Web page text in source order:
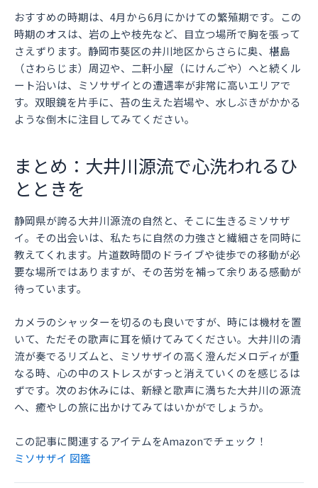
おすすめの時期は、4月から6月にかけての繁殖期です。この
時期のオスは、岩の上や枝先など、目立つ場所で胸を張って
さえずります。静岡市葵区の井川地区からさらに奥、椹島
（さわらじま）周辺や、二軒小屋（にけんごや）へと続くル
ート沿いは、ミソサザイとの遭遇率が非常に高いエリアで
す。双眼鏡を片手に、苔の生えた岩場や、水しぶきがかかる
ような倒木に注目してみてください。
まとめ：大井川源流で心洗われるひ
とときを
静岡県が誇る大井川源流の自然と、そこに生きるミソサザ
イ。その出会いは、私たちに自然の力強さと繊細さを同時に
教えてくれます。片道数時間のドライブや徒歩での移動が必
要な場所ではありますが、その苦労を補って余りある感動が
待っています。
カメラのシャッターを切るのも良いですが、時には機材を置
いて、ただその歌声に耳を傾けてみてください。大井川の清
流が奏でるリズムと、ミソサザイの高く澄んだメロディが重
なる時、心の中のストレスがすっと消えていくのを感じるは
ずです。次のお休みには、新緑と歌声に満ちた大井川の源流
へ、癒やしの旅に出かけてみてはいかがでしょうか。
この記事に関連するアイテムをAmazonでチェック！
ミソサザイ 図鑑